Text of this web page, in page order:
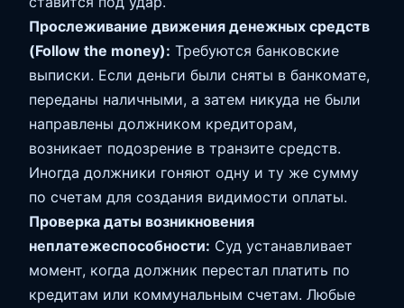
Прослеживание движения денежных средств
(Follow the money): Требуются банковские
выписки. Если деньги были сняты в банкомате,
переданы наличными, а затем никуда не были
направлены должником кредиторам,
возникает подозрение в транзите средств.
Иногда должники гоняют одну и ту же сумму
по счетам для создания видимости оплаты.
Проверка даты возникновения
неплатежеспособности: Суд устанавливает
момент, когда должник перестал платить по
кредитам или коммунальным счетам. Любые